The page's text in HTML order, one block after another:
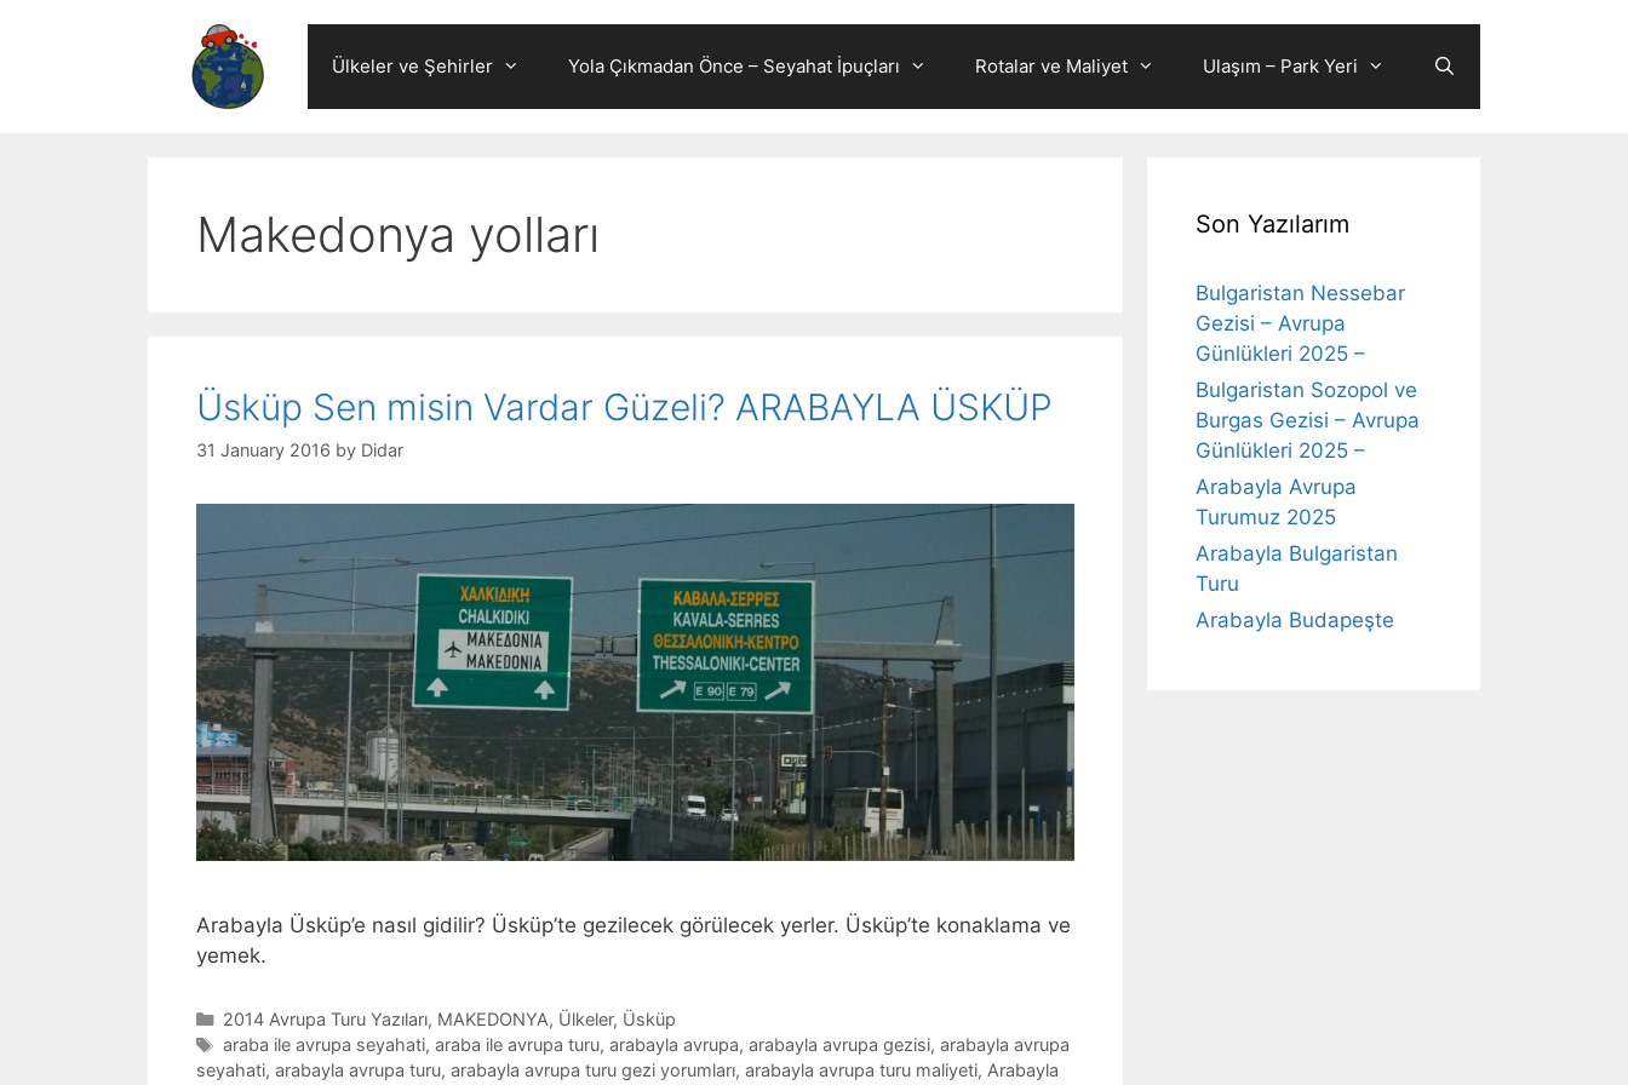
Ülkeler ve Şehirler Yola Çıkmadan Önce – Seyahat İpuçları Rotalar ve Maliyet Ulaşım – Park Yeri
Makedonya yolları
Üsküp Sen misin Vardar Güzeli? ARABAYLA ÜSKÜP
31 January 2016 by Didar
Arabayla Üsküp’e nasıl gidilir? Üsküp’te gezilecek görülecek yerler. Üsküp’te konaklama ve
yemek.
Categories
2014 Avrupa Turu Yazıları, MAKEDONYA, Ülkeler, Üsküp
Tags
araba ile avrupa seyahati, araba ile avrupa turu, arabayla avrupa, arabayla avrupa gezisi, arabayla avrupa
seyahati, arabayla avrupa turu, arabayla avrupa turu gezi yorumları, arabayla avrupa turu maliyeti, Arabayla
Son Yazılarım
Bulgaristan Nessebar
Gezisi – Avrupa
Günlükleri 2025 –
Bulgaristan Sozopol ve
Burgas Gezisi – Avrupa
Günlükleri 2025 –
Arabayla Avrupa
Turumuz 2025
Arabayla Bulgaristan
Turu
Arabayla Budapeşte